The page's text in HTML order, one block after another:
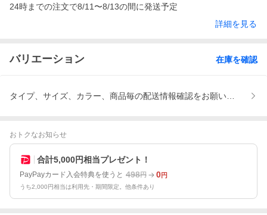
24時までの注文で8/11〜8/13の間に発送予定
詳細を見る
バリエーション 在庫を確認
タイプ、サイズ、カラー、商品毎の配送情報確認をお願いします
おトクなお知らせ
合計5,000円相当プレゼント！
PayPayカード入会特典を使うと 498円 0円
うち2,000円相当は利用先・期間限定。他条件あり